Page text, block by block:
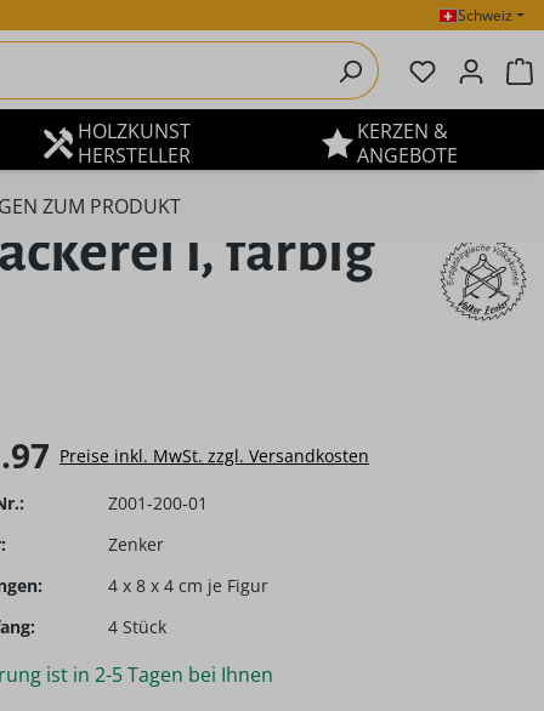
Schweiz
Du hast 0
HOLZKUNST
HERSTELLER
KERZEN &
ANGEBOTE
ZUM PRODUKT
I, farbig
Preise inkl. MwSt. zzgl. Versandkosten
Z001-200-01
Zenker
4 x 8 x 4 cm je Figur
4 Stück
ist in 2-5 Tagen bei Ihnen